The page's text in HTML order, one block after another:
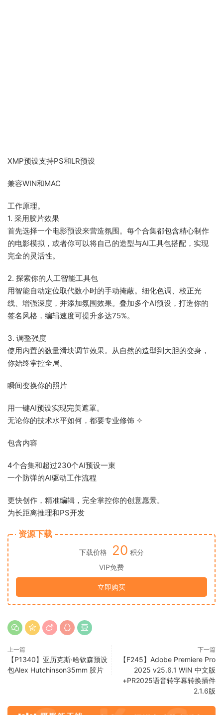
XMP预设支持PS和LR预设
兼容WIN和MAC
工作原理。
1. 采用胶片效果
首先选择一个电影预设来营造氛围。每个合集都包含精心制作
的电影模拟，或者你可以将自己的造型与AI工具包搭配，实现
完全的灵活性。
2. 探索你的人工智能工具包
用智能自动定位取代数小时的手动掩蔽。细化色调、校正光
线、增强深度，并添加氛围效果。叠加多个AI预设，打造你的
签名风格，编辑速度可提升多达75%。
3. 调整强度
使用内置的数量滑块调节效果。从自然的造型到大胆的变身，
你始终掌控全局。
瞬间变换你的照片
用一键AI预设实现完美遮罩。
无论你的技术水平如何，都要专业修饰 ✧
包含内容
4个合集和超过230个AI预设一束
一个防弹的AI驱动工作流程
更快创作，精准编辑，完全掌控你的创意愿景。
为长距离推理和PS开发
资源下载
下载价格 20 积分
VIP免费
立即购买
上一篇
【P1340】亚历克斯·哈钦森预设
包Alex Hutchinson35mm 胶片
下一篇
【F245】Adobe Premiere Pro
2025 v25.6.1 WIN 中文版
+PR2025语音转字幕转换插件
2.1.6版